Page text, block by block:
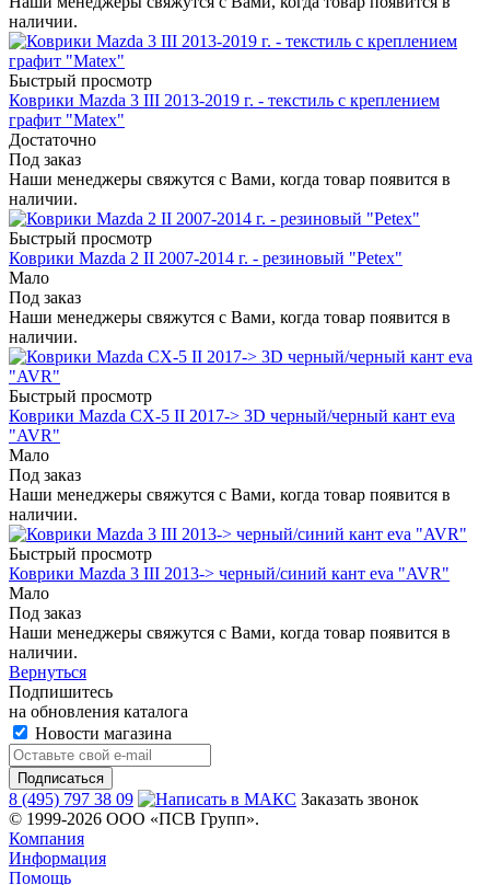
наличии.
Быстрый просмотр
Коврики Mazda 3 III 2013-2019 г. - текстиль с креплением
графит "Matex"
Достаточно
Под заказ
Наши менеджеры свяжутся с Вами, когда товар появится в
наличии.
Быстрый просмотр
Коврики Mazda 2 II 2007-2014 г. - резиновый "Petex"
Мало
Под заказ
Наши менеджеры свяжутся с Вами, когда товар появится в
наличии.
Быстрый просмотр
Коврики Mazda CX-5 II 2017-> 3D черный/черный кант eva
"AVR"
Мало
Под заказ
Наши менеджеры свяжутся с Вами, когда товар появится в
наличии.
Быстрый просмотр
Коврики Mazda 3 III 2013-> черный/синий кант eva "AVR"
Мало
Под заказ
Наши менеджеры свяжутся с Вами, когда товар появится в
наличии.
Вернуться
Подпишитесь
на обновления каталога
Новости магазина
8 (495) 797 38 09
Заказать звонок
© 1999-2026 ООО «ПСВ Групп».
Компания
Информация
Помощь